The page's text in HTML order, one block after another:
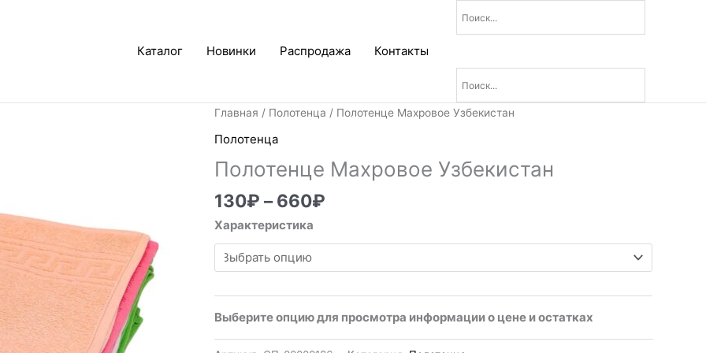
Каталог Новинки Распродажа Контакты
Главная / Полотенца / Полотенце Махровое Узбекистан
Полотенца
Полотенце Махровое Узбекистан
130₽ – 660₽
Диапазон
–
660₽
Характеристика
Выберите опцию для просмотра информации о цене и остатках